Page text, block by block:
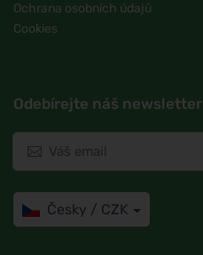
Ochrana osobních údajů
Cookies
Odebírejte náš newsletter
Česky / CZK